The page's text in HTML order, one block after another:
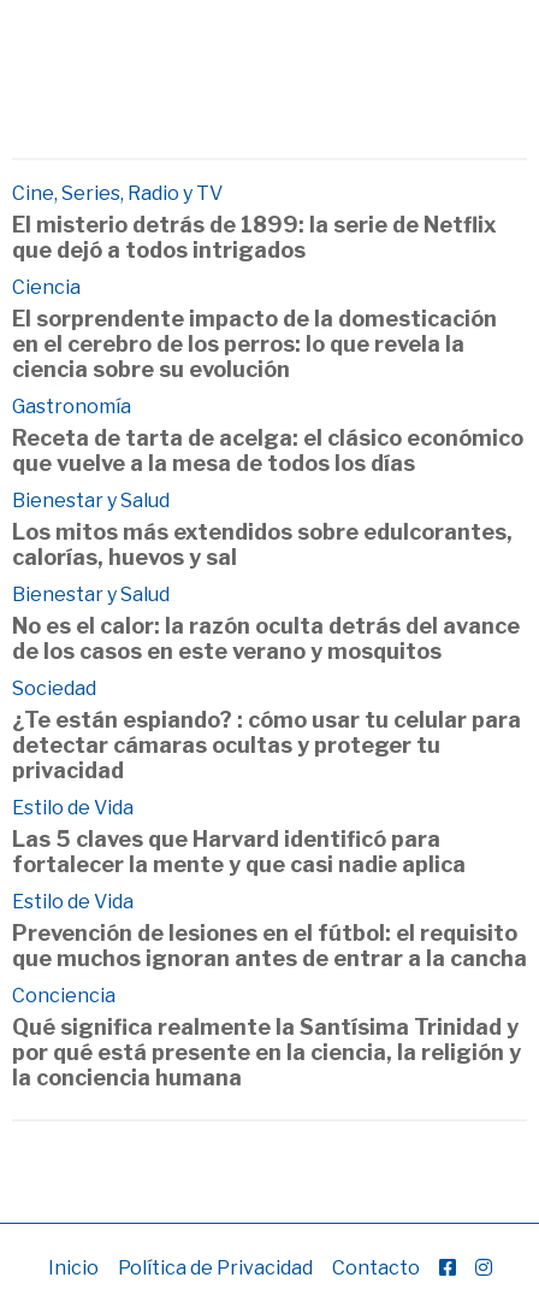
Cine, Series, Radio y TV
El misterio detrás de 1899: la serie de Netflix
que dejó a todos intrigados
Ciencia
El sorprendente impacto de la domesticación
en el cerebro de los perros: lo que revela la
ciencia sobre su evolución
Gastronomía
Receta de tarta de acelga: el clásico económico
que vuelve a la mesa de todos los días
Bienestar y Salud
Los mitos más extendidos sobre edulcorantes,
calorías, huevos y sal
Bienestar y Salud
No es el calor: la razón oculta detrás del avance
de los casos en este verano y mosquitos
Sociedad
¿Te están espiando? : cómo usar tu celular para
detectar cámaras ocultas y proteger tu
privacidad
Estilo de Vida
Las 5 claves que Harvard identificó para
fortalecer la mente y que casi nadie aplica
Estilo de Vida
Prevención de lesiones en el fútbol: el requisito
que muchos ignoran antes de entrar a la cancha
Conciencia
Qué significa realmente la Santísima Trinidad y
por qué está presente en la ciencia, la religión y
la conciencia humana
Inicio Política de Privacidad Contacto